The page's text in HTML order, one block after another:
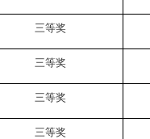
三等奖
三等奖
三等奖
三等奖